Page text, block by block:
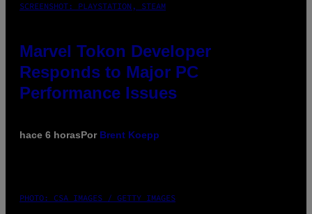
SCREENSHOT: PLAYSTATION, STEAM
Marvel Tokon Developer
Responds to Major PC
Performance Issues
hace 6 horasPor Brent Koepp
PHOTO: CSA IMAGES / GETTY IMAGES